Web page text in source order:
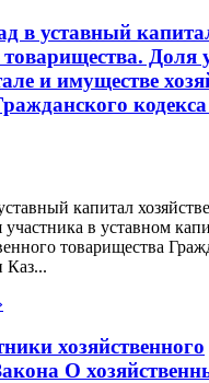
в уставный
товарищества. Доля
и имуществе
капитал
в уставном
товарищества
Каз...
хозяйственного
О